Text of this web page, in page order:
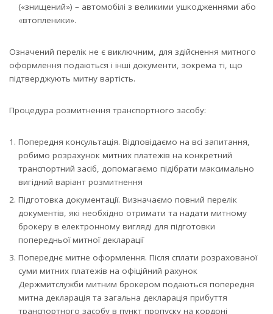
(«знищений») – автомобілі з великими ушкодженнями або
«втопленики».
Означений перелік не є виключним, для здійснення митного
оформлення подаються і інші документи, зокрема ті, що
підтверджують митну вартість.
Процедура розмитнення транспортного засобу:
Попередня консультація. Відповідаємо на всі запитання,
робимо розрахунок митних платежів на конкретний
транспортний засіб, допомагаємо підібрати максимально
вигідний варіант розмитнення
Підготовка документації. Визначаємо повний перелік
документів, які необхідно отримати та надати митному
брокеру в електронному вигляді для підготовки
попередньої митної декларації
Попереднє митне оформлення. Після сплати розрахованої
суми митних платежів на офіційний рахунок
Держмитслужби митним брокером подаються попередня
митна декларація та загальна декларація прибуття
транспортного засобу в пункт пропуску на кордоні